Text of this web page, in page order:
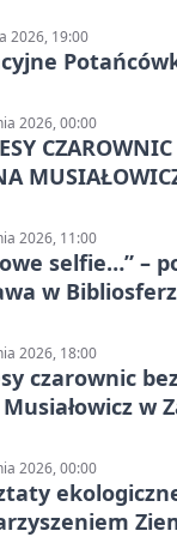
2026, 19:00
2026, 00:00
2026, 11:00
selfie…” –
w
2026, 18:00
czarownic
w
2026, 00:00